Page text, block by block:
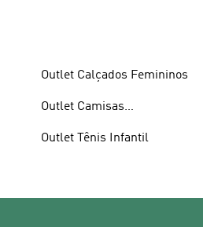
Outlet Calçados Femininos
Outlet Camisas
Outlet Tênis Infantil